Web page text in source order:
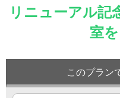
リニューアル記
室
このプラン